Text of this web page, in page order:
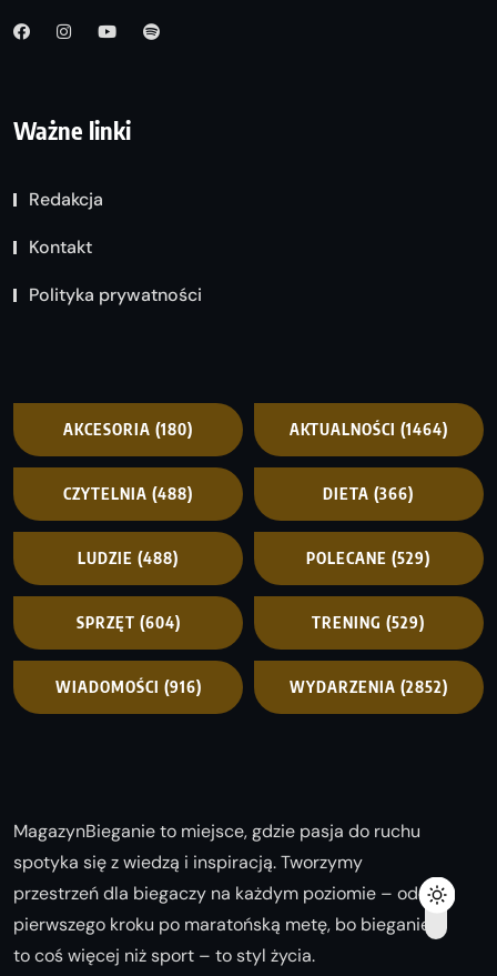
Ważne linki
Redakcja
Kontakt
Polityka prywatności
AKCESORIA (180) AKTUALNOŚCI (1464)
CZYTELNIA (488) DIETA (366)
LUDZIE (488) POLECANE (529)
SPRZĘT (604) TRENING (529)
WIADOMOŚCI (916) WYDARZENIA (2852)
MagazynBieganie to miejsce, gdzie pasja do ruchu
spotyka się z wiedzą i inspiracją. Tworzymy
przestrzeń dla biegaczy na każdym poziomie – od
pierwszego kroku po maratońską metę, bo bieganie
to coś więcej niż sport – to styl życia.